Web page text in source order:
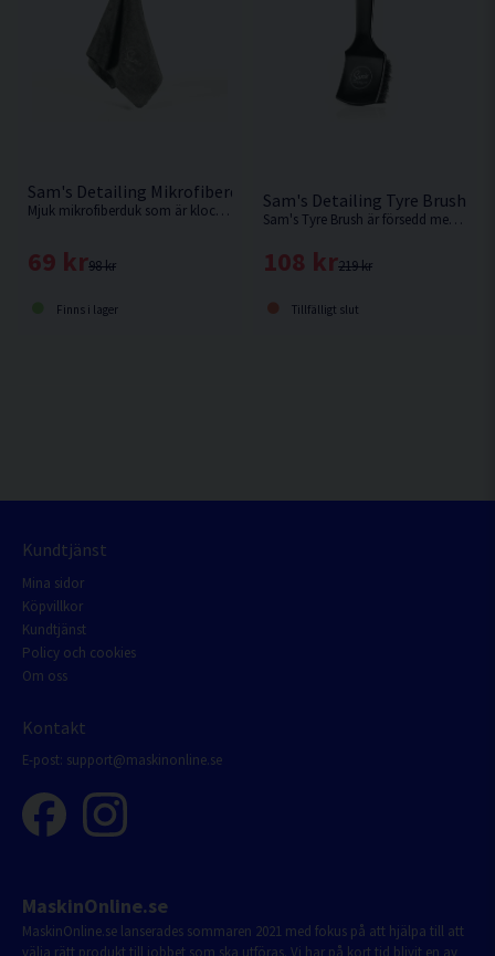
Sam's Detailing Mikrofiberduk För Interiör
Mjuk mikrofiberduk som är klockren för interiören.
98 kr
69 kr
Finns i lager
Sam's Detailing Tyre Brush
Sam's Tyre Brush är försedd med styva borst som hjälper till att skrubba bort smuts och gammal däckglans med lätthet.
219 kr
108 kr
Tillfälligt slut
Kundtjänst
Mina sidor
Köpvillkor
Kundtjänst
Policy och cookies
Om oss
Kontakt
E-post: support@maskinonline.se
MaskinOnline.se
MaskinOnline.se lanserades sommaren 2021 med fokus på att hjälpa till att
välja rätt produkt till jobbet som ska utföras. Vi har på kort tid blivit en av